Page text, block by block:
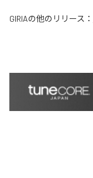
GIRIAの他のリリース：